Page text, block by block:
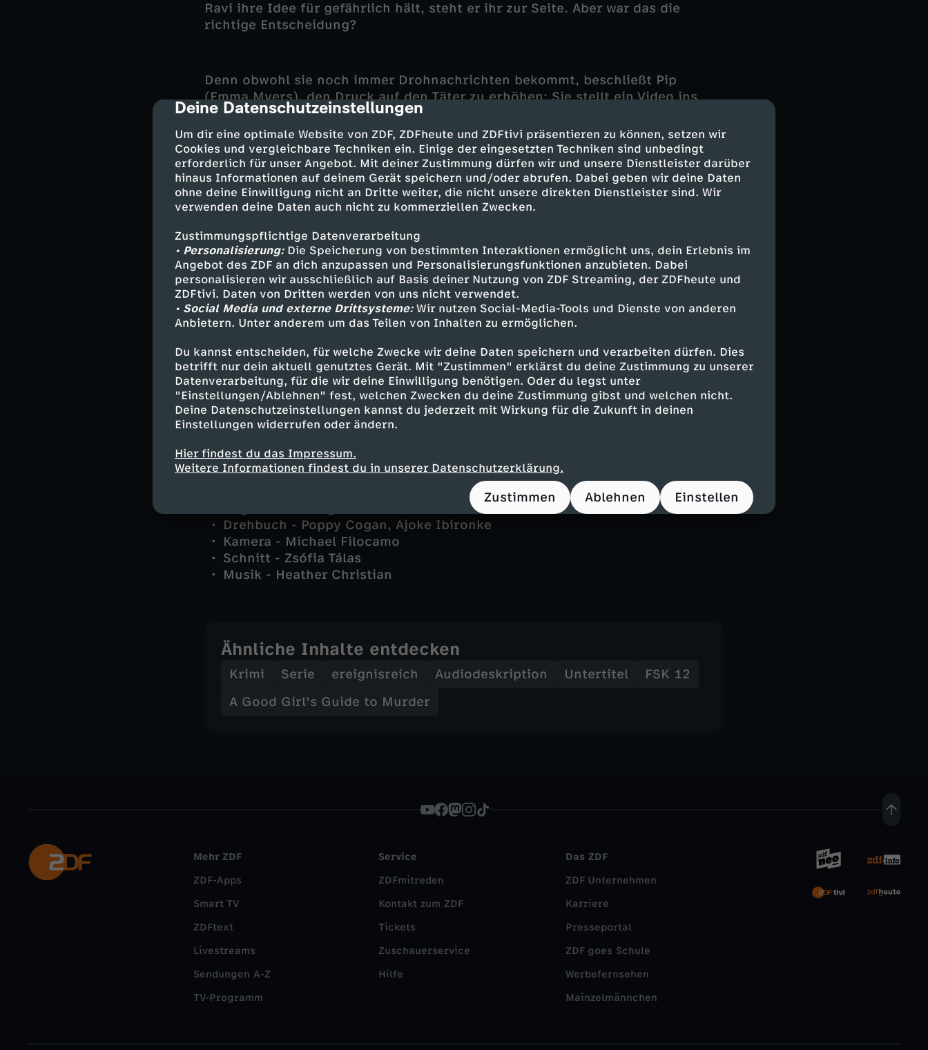
cmp-dialog-description
Deine Datenschutzeinstellungen
Um dir eine optimale Website von ZDF, ZDFheute und ZDFtivi präsentieren zu können, setzen wir
Cookies und vergleichbare Techniken ein. Einige der eingesetzten Techniken sind unbedingt
erforderlich für unser Angebot. Mit deiner Zustimmung dürfen wir und unsere Dienstleister darüber
hinaus Informationen auf deinem Gerät speichern und/oder abrufen. Dabei geben wir deine Daten
ohne deine Einwilligung nicht an Dritte weiter, die nicht unsere direkten Dienstleister sind. Wir
verwenden deine Daten auch nicht zu kommerziellen Zwecken.
Zustimmungspflichtige Datenverarbeitung
• Personalisierung:Die Speicherung von bestimmten Interaktionen ermöglicht uns, dein Erlebnis im
Angebot des ZDF an dich anzupassen und Personalisierungsfunktionen anzubieten. Dabei
personalisieren wir ausschließlich auf Basis deiner Nutzung von ZDF Streaming, der ZDFheute und
ZDFtivi. Daten von Dritten werden von uns nicht verwendet.
• Social Media und externe Drittsysteme:Wir nutzen Social-Media-Tools und Dienste von anderen
Anbietern. Unter anderem um das Teilen von Inhalten zu ermöglichen.
Du kannst entscheiden, für welche Zwecke wir deine Daten speichern und verarbeiten dürfen. Dies
betrifft nur dein aktuell genutztes Gerät. Mit "Zustimmen" erklärst du deine Zustimmung zu unserer
Datenverarbeitung, für die wir deine Einwilligung benötigen. Oder du legst unter
"Einstellungen/Ablehnen" fest, welchen Zwecken du deine Zustimmung gibst und welchen nicht.
Deine Datenschutzeinstellungen kannst du jederzeit mit Wirkung für die Zukunft in deinen
Einstellungen widerrufen oder ändern.
Hier findest du das Impressum.
Weitere Informationen findest du in unserer Datenschutzerklärung.
Zustimmen Ablehnen Einstellen
Ravi ihre Idee für gefährlich hält, steht er ihr zur Seite. Aber war das die
richtige Entscheidung?
Denn obwohl sie noch immer Drohnachrichten bekommt, beschließt Pip
(Emma Myers), den Druck auf den Täter zu erhöhen: Sie stellt ein Video ins
Internet, in dem sie behauptet, den Andie Bell-Fall bald öffentlich aufzuklären.
Das hat schwerwiegende Konsequenzen.
Darsteller
Ravi Singh - Zain Iqbal
Leanne Fitz-Amobi - Anna Maxwell Martin
Victor Amobi - Gary Beadle
Cara Ward - Asha Banks
Lauren Gibson - Yali Topol-Margalith
Connor Reynolds - Jude Morgan-Collie
Elliot Ward - Mathew Baynton
Naomi Ward - Yasmin Al-Khudhairi
Max Hastings - Henry Ashton
Dan Da Silva - Jackson Bews
und andere - und andere
Stab
Drehbuch - Poppy Cogan, Ajoke Ibironke
Kamera - Michael Filocamo
Schnitt - Zsófia Tálas
Musik - Heather Christian
Ähnliche Inhalte entdecken
Krimi Serie ereignisreich Audiodeskription Untertitel
FSK 12
A Good Girl's Guide to Murder
Mehr ZDF
ZDF-Apps
Smart TV
ZDFtext
Livestreams
Sendungen A-Z
TV-Programm
Service
ZDFmitreden
Kontakt zum ZDF
Tickets
Zuschauerservice
Hilfe
Das ZDF
ZDF Unternehmen
Karriere
Presseportal
ZDF goes Schule
Werbefernsehen
Mainzelmännchen